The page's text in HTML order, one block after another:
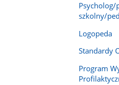
Psycholog/
szkolny/
Logopeda
Standardy
Program